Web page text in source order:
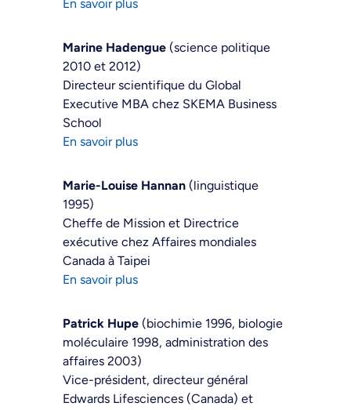
En savoir plus
Marine Hadengue (science politique
2010 et 2012)
Directeur scientifique du Global
Executive MBA chez SKEMA Business
School
En savoir plus
Marie-Louise Hannan (linguistique
1995)
Cheffe de Mission et Directrice
exécutive chez Affaires mondiales
Canada à Taipei
En savoir plus
Patrick Hupe (biochimie 1996, biologie
moléculaire 1998, administration des
affaires 2003)
Vice-président, directeur général
Edwards Lifesciences (Canada) et